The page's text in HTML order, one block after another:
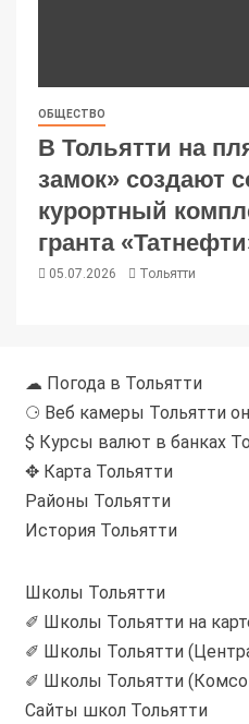
ОБЩЕСТВО
В Тольятти на
замок» создают
курортный
гранта
05.07.2026 Тольятти
☁ Погода в Тольятти
⚆ Веб камеры Тольятти
$ Курсы валют в банках
✥ Карта Тольятти
Районы Тольятти
История Тольятти
Школы Тольятти
✐ Школы Тольятти на
✐ Школы Тольятти
✐ Школы Тольятти
Сайты школ Тольятти